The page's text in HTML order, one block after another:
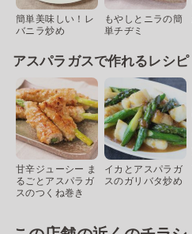
簡単美味しい！レ
バニラ炒め
もやしとニラの簡
単チヂミ
アスパラガスで作れるレシピ
甘辛ジューシー ま
るごとアスパラガ
スのつくね巻き
イカとアスパラガ
スのガリバタ炒め